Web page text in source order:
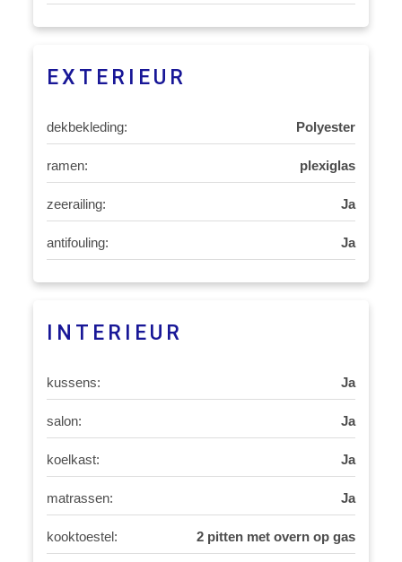
EXTERIEUR
dekbekleding: Polyester
ramen: plexiglas
zeerailing: Ja
antifouling: Ja
INTERIEUR
kussens: Ja
salon: Ja
koelkast: Ja
matrassen: Ja
kooktoestel: 2 pitten met overn op gas